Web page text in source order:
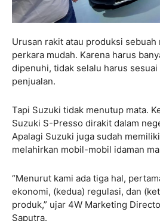
Urusan rakit atau produksi sebuah
perkara mudah. Karena harus
dipenuhi, tidak selalu harus
penjualan.
Tapi Suzuki tidak menutup mata.
Suzuki S-Presso dirakit dalam
Apalagi Suzuki juga sudah
melahirkan mobil-mobil idaman
“Menurut kami ada tiga hal,
ekonomi, (kedua) regulasi, dan
produk,” ujar 4W Marketing
Saputra.